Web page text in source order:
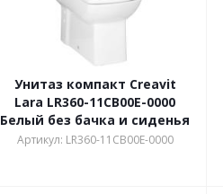
Унитаз компакт Creavit
Lara LR360-11CB00E-0000
Белый без бачка и сиденья
Артикул: LR360-11CB00E-0000